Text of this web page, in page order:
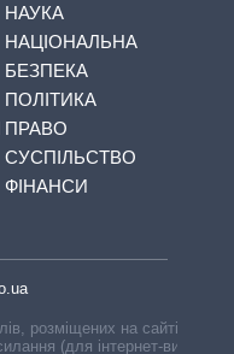
НАУКА
НАЦІОНАЛЬНА
БЕЗПЕКА
ПОЛІТИКА
ПРАВО
СУСПІЛЬСТВО
ФІНАНСИ
розміщених на сайті,
(для інтернет-видань